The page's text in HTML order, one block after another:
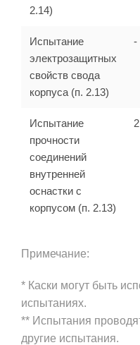
2.14)
Испытание
электрозащитных
свойств свода
корпуса (п. 2.13)
-
Испытание
прочности
соединений
внутренней
оснастки с
корпусом (п. 2.13)
2
Примечание:
* Каски могут быть
испытаниях.
** Испытания
другие испытания.